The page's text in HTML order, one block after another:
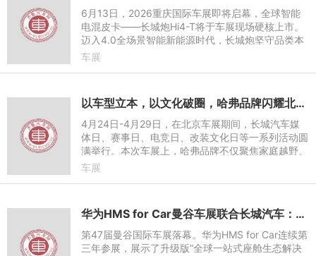
6月13日，2026重庆国际车展即将启幕，全球智能
电混皮卡——长城炮Hi4-T将于车展现场硬核上市。
迈入4.0全场景智能新能源时代，长城炮坚守品类本
质，依托Hi4-T技术架构打造全新力作。长城炮Hi4-
车展
以车型立本，以文化破圈，哈弗品牌闪耀北京车展
4月24日-4月29日，在北京车展期间，长城汽车媒
体日、赛事日、电竞日、改装文化日等一系列活动圆
满举行。本次车展上，哈弗品牌不仅聚焦家庭越野、
泛越野核心需求，推出猛龙PLUS七座版、二代哈弗
车展
华为HMS for Car曼谷车展联合长城汽车：花瓣地图深度适配多动力车型
第47届曼谷国际车展落幕。华为HMS for Car连续第
三年参展，展示了升级版“全球一站式座舱生态解决